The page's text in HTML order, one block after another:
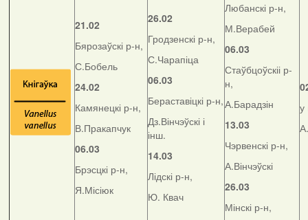
21.02
Бярозаўскі р-н,
С.Бобель
24.02
Камянецкі р-н,
В.Пракапчук
06.03
Брэсцкі р-н,
Я.Місіюк
26.02
Гродзенскі р-н,
С.Чарапіца
06.03
Бераставіцкі р-н,
Дз.Вінчэўскі і
інш.
14.03
Лідскі р-н,
Ю. Квач
Любанскі р-н,
М.Верабей
06.03
Стаўбцоўскіі р-
н,
А.Барадзін
13.03
Чэрвенскі р-н,
А.Вінчэўскі
26.03
Мінскі р-н,
у